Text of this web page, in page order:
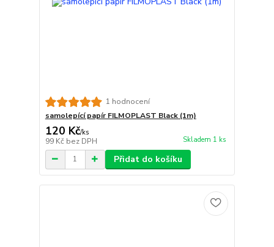
1 hodnocení
samolepící papír FILMOPLAST Black (1m)
120 Kč/ks
99 Kč bez DPH Skladem 1 ks
Přidat do košíku